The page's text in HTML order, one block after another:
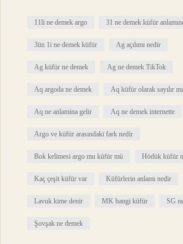
11li ne demek argo 31 ne demek küfür
3ün 1i ne demek küfür Ag açılımı nedir
Ag küfür ne demek Ag ne demek TikTok
Aq argoda ne demek Aq küfür olarak sayılır mı
Aq ne anlamina gelir Aq ne demek internette
Argo ve küfür arasındaki fark nedir
Bok kelimesi argo mu küfür mü Hödük küfür
Kaç çeşit küfür var Küfürlerin anlamı nedir
Lavuk kime denir MK hangi küfür SG
Şovşak ne demek